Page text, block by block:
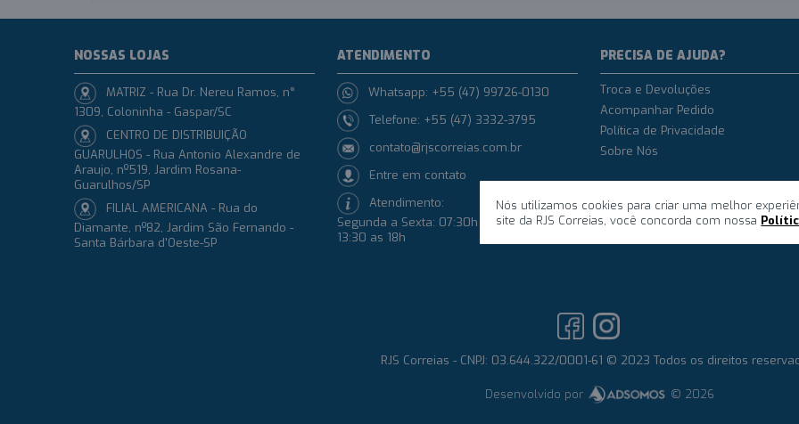
Nós utilizamos cookies para criar uma melhor
site da RJS Correias, você concorda com nossa
NOSSAS LOJAS
MATRIZ - Rua Dr. Nereu Ramos, n°
1309, Coloninha - Gaspar/SC
CENTRO DE DISTRIBUIÇÃO
GUARULHOS - Rua Antonio Alexandre de
Araujo, nº519, Jardim Rosana-
Guarulhos/SP
FILIAL AMERICANA - Rua do
Diamante, nº82, Jardim São Fernando -
Santa Bárbara d'Oeste-SP
ATENDIMENTO
Whatsapp: +55 (47) 99726-0130
Telefone: +55 (47) 3332-3795
contato@rjscorreias.com.br
Entre em contato
Atendimento:
Segunda a Sexta: 07:30h até 12h e das
13:30 as 18h
PRECISA DE AJUDA?
Troca e Devoluções
Acompanhar Pedido
Política de Privacidade
Sobre Nós
RJS Correias - CNPJ: 03.644.322/0001-61 © 2023 Todos os direitos
Desenvolvido por © 2026